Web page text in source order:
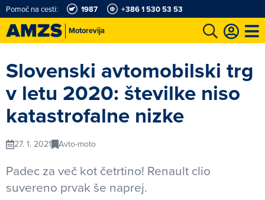
Motorevija
Pomoč na cesti: 1987 +386 1 530 53 53
Slovenski avtomobilski trg
v letu 2020: številke niso
katastrofalne nizke
27. 1. 2021 Avto-moto
Padec za več kot četrtino! Renault clio
suvereno prvak še naprej.